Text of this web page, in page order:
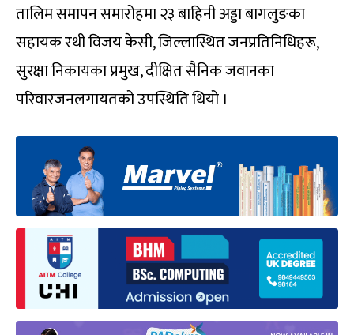
तालिम समापन समारोहमा २३ बाहिनी अड्डा बागलुङका
सहायक रथी विजय केसी, जिल्लास्थित जनप्रतिनिधिहरू,
सुरक्षा निकायका प्रमुख, दीक्षित सैनिक जवानका
परिवारजनलगायतको उपस्थिति थियो ।